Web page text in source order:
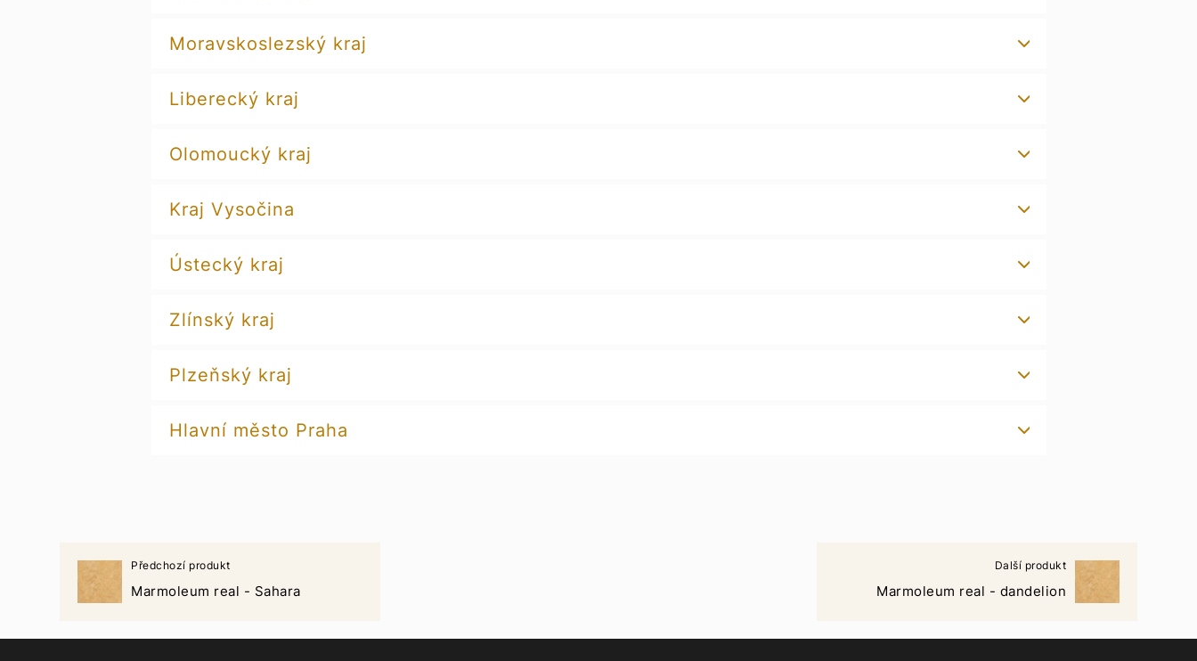
Moravskoslezský kraj
Liberecký kraj
Olomoucký kraj
Kraj Vysočina
Ústecký kraj
Zlínský kraj
Plzeňský kraj
Hlavní město Praha
Předchozí produkt
Marmoleum real - Sahara
Další produkt
Marmoleum real - dandelion